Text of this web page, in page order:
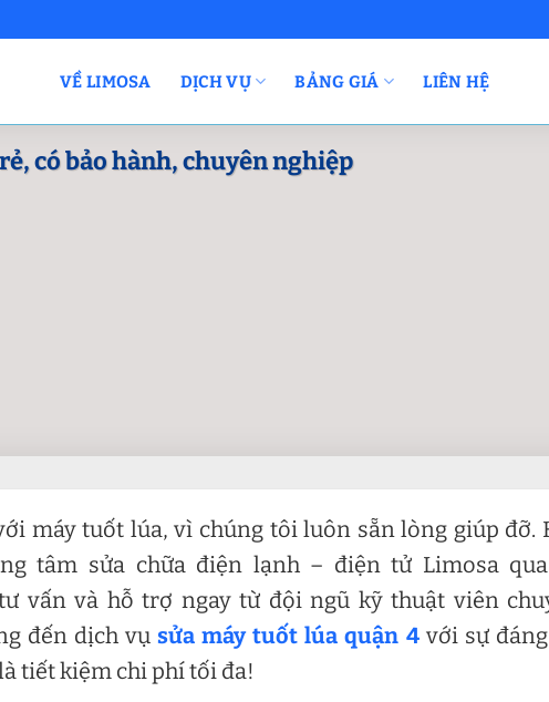
VỀ LIMOSA DỊCH VỤ BẢNG GIÁ LIÊN HỆ
có bảo hành, chuyên nghiệp
máy tuốt lúa, vì chúng tôi luôn sẵn lòng giúp đỡ.
tâm sửa chữa điện lạnh – điện tử Limosa
vấn và hỗ trợ ngay từ đội ngũ kỹ thuật viên
đến dịch vụ sửa máy tuốt lúa quận 4với sự
tiết kiệm chi phí tối đa!